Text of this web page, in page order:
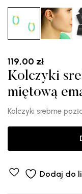
119,00 zł
Kolczyki
miętową
Kolczyki srebrne
Dodaj do